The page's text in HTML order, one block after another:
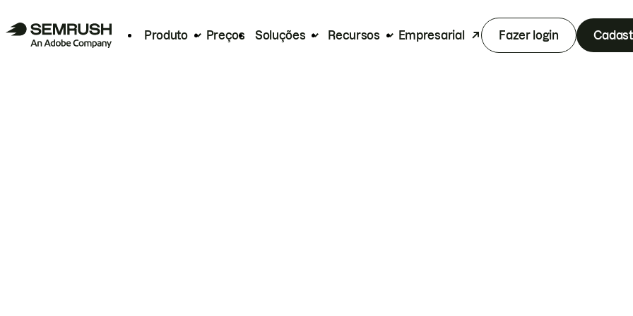
Produto Preços Soluções Recursos Empresarial Fazer login